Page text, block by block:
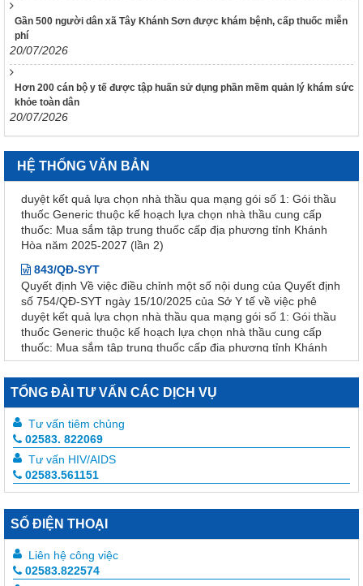
Gần 500 người dân xã Tây Khánh Sơn được khám bệnh, cấp thuốc miễn
phí
20/07/2026
Hơn 200 cán bộ y tế được tập huấn sử dụng phần mềm quản lý khám sức
khỏe toàn dân
20/07/2026
HỆ THỐNG VĂN BẢN
3634/QĐ-BYT
Quyết định Về việc ban hành tài liệu chuyên môn “Hướng dẫn
quy trình kỹ thuật về Răng Hàm Mặt – Tập 1”
Quyết định Về việc ban hành tài liệu chuyên môn “Hướng dẫn
quy trình kỹ thuật về Huyết học”
số 754/QĐ-SYT ngày 15/10/2025 của Sở Y tế về việc phê
duyệt kết quả lựa chọn nhà thầu qua mạng gói số 1: Gói thầu
thuốc: Mua sắm tập trung thuốc cấp địa phương tỉnh Khánh
Hòa năm 2025-2027 (lần 2)
843/QĐ-SYT
Quyết định Về việc điều chỉnh một số nội dung của Quyết định
số 754/QĐ-SYT ngày 15/10/2025 của Sở Y tế về việc phê
duyệt kết quả lựa chọn nhà thầu qua mạng gói số 1: Gói thầu
thuốc Generic thuộc kế hoạch lựa chọn nhà thầu cung cấp
thuốc: Mua sắm tập trung thuốc cấp địa phương tỉnh Khánh
Hòa năm 2025-2027
754/QĐ-SYT
Quyết định Về việc phê duyệt kết quả lựa chọn nhà thầu qua
mạng gói số 1: Gói thầu thuốc Generic thuộc kế hoạch lựa
chọn nhà thầu cung cấp thuốc: Mua sắm tập trung thuốc cấp
địa phương tỉnh Khánh Hòa năm 2025-2027
2741/QĐ-SYT
Quyết định Về việc thu hồi số công bố tiêu chuẩn áp dụng của
thiết bị y tế thuộc loại A, B
1864/SYT-NVYD
Thu hồi thuốc Temozolomid Ribosepharm 100 mg
Thông báo về việc công khai thực hiện dự toán thu - chi ngân
sách 3 tháng đầu năm 2026 của Trung tâm Kiểm soát bệnh
TỔNG ĐÀI TƯ VẤN CÁC DỊCH VỤ
Tư vấn tiêm chủng
02583. 822069
Tư vấn HIV/AIDS
02583.561151
SỐ ĐIỆN THOẠI
Liên hệ công việc
02583.822574